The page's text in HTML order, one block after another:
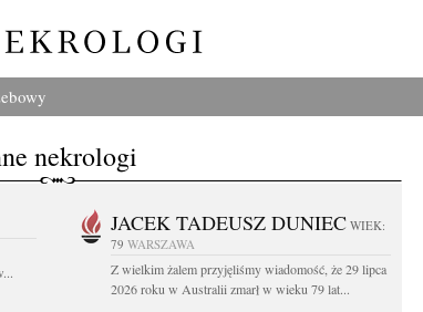
nekrologi
JACEK TADEUSZ DUNIEC WIEK:
79 WARSZAWA
Z wielkim żalem przyjęliśmy wiadomość, że 29 lipca
2026 roku w Australii zmarł w wieku 79 lat...